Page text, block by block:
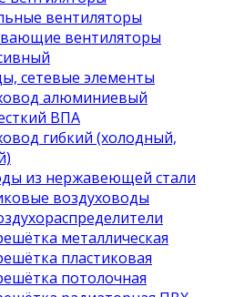
вентиляторы
вентиляторы
сетевые элементы
алюминиевый
ВПА
гибкий (холодный,
из нержавеющей стали
воздуховоды
металлическая
пластиковая
потолочная